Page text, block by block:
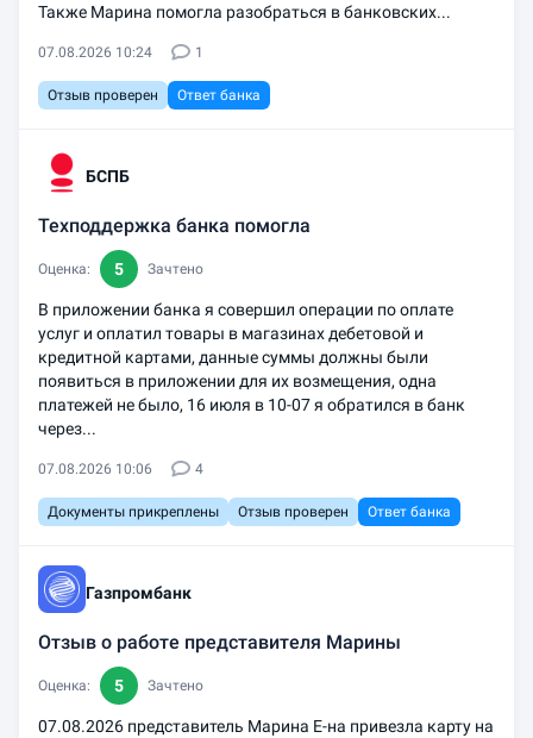
Также Марина помогла разобраться в банковских...
07.08.2026 10:24 1
Отзыв проверен Ответ банка
Техподдержка банка помогла
БСПБ
Оценка: 5 Зачтено
В приложении банка я совершил операции по оплате
услуг и оплатил товары в магазинах дебетовой и
кредитной картами, данные суммы должны были
появиться в приложении для их возмещения, одна
платежей не было, 16 июля в 10-07 я обратился в банк
через...
07.08.2026 10:06 4
Документы прикреплены Отзыв проверен Ответ банка
Отзыв о работе представителя Марины
Газпромбанк
Оценка: 5 Зачтено
07.08.2026 представитель Марина Е-на привезла карту на